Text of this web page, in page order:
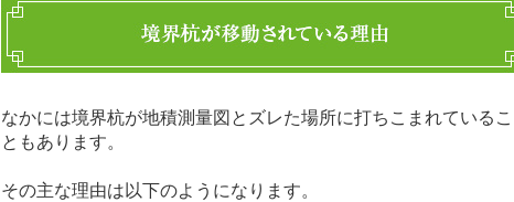
なかには境界杭が地積測量図とズレた場所に打ちこまれているこ
ともあります。
その主な理由は以下のようになります。